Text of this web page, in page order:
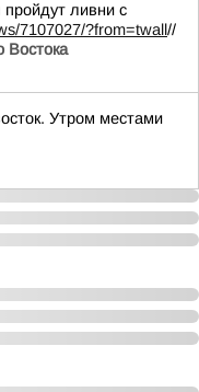
ливни с
7107027/?from=twall//
Востока
Утром местами